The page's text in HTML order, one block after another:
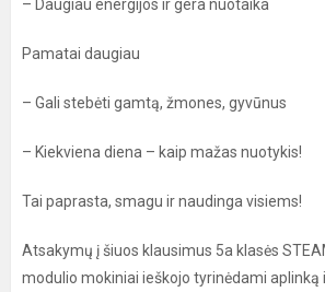
– Daugiau energijos ir gera nuotaika
Pamatai daugiau
– Gali stebėti gamtą, žmones, gyvūnus
– Kiekviena diena – kaip mažas nuotykis!
Tai paprasta, smagu ir naudinga visiems!
Atsakymų į šiuos klausimus 5a klasės
modulio mokiniai ieškojo tyrinėdami aplinką